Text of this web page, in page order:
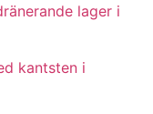
lager i
kantsten i